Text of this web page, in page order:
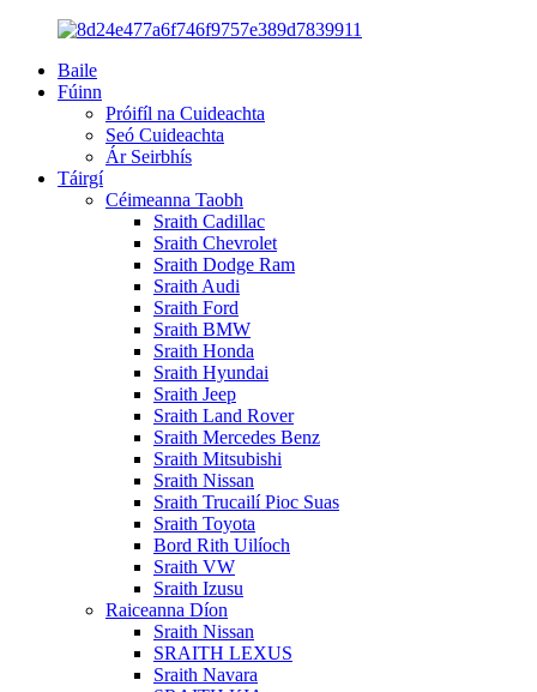
Baile
Fúinn
Próifíl na Cuideachta
Seó Cuideachta
Ár Seirbhís
Táirgí
Céimeanna Taobh
Sraith Cadillac
Sraith Chevrolet
Sraith Dodge Ram
Sraith Audi
Sraith Ford
Sraith BMW
Sraith Honda
Sraith Hyundai
Sraith Jeep
Sraith Land Rover
Sraith Mercedes Benz
Sraith Mitsubishi
Sraith Nissan
Sraith Trucailí Pioc Suas
Sraith Toyota
Bord Rith Uilíoch
Sraith VW
Sraith Izusu
Raiceanna Díon
Sraith Nissan
SRAITH LEXUS
Sraith Navara